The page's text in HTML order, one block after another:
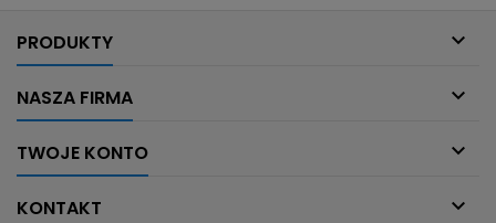
PRODUKTY 
NASZA FIRMA 
TWOJE KONTO 
KONTAKT 